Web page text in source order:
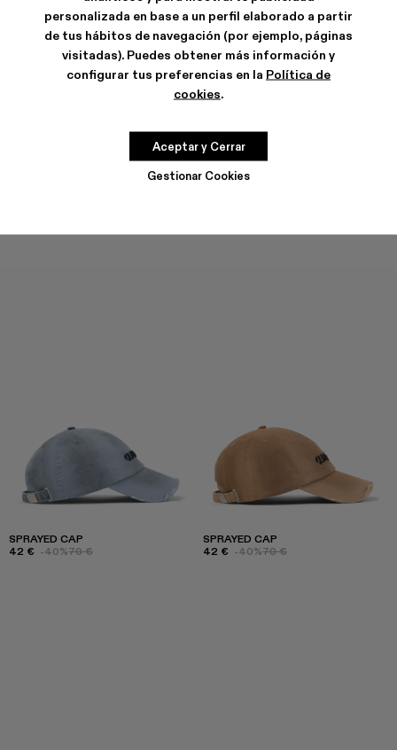
personalizada en base a un perfil elaborado a partir
de tus hábitos de navegación (por ejemplo, páginas
visitadas). Puedes obtener más información y
configurar tus preferencias en la Política de
cookies.
Gestionar Cookies
Aceptar y Cerrar
90 €
SPRAYED CAP
42 € -40%70 €
SPRAYED CAP
42 € -40%70 €